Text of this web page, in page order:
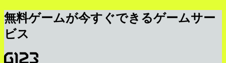
無料ゲームが今すぐできるゲームサー
ビス